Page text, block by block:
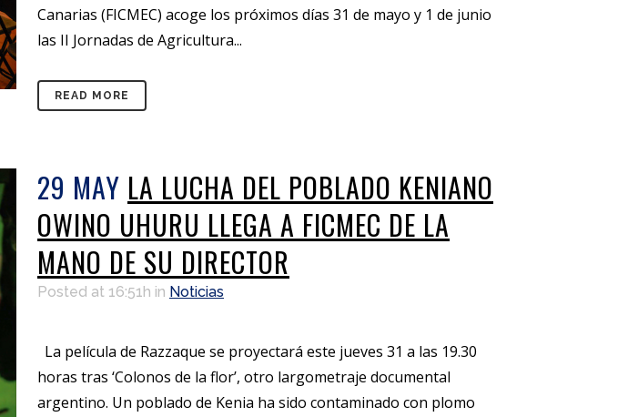
Canarias (FICMEC) acoge los próximos días 31 de mayo y 1 de junio
las II Jornadas de Agricultura...
READ MORE
29 MAY LA LUCHA DEL POBLADO KENIANO
OWINO UHURU LLEGA A FICMEC DE LA
MANO DE SU DIRECTOR
Posted at 16:51h in Noticias
La película de Razzaque se proyectará este jueves 31 a las 19.30
horas tras ‘Colonos de la flor’, otro largometraje documental
argentino. Un poblado de Kenia ha sido contaminado con plomo